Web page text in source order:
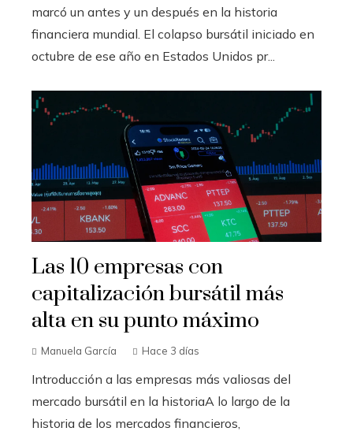
marcó un antes y un después en la historia
financiera mundial. El colapso bursátil iniciado en
octubre de ese año en Estados Unidos pr...
Las 10 empresas con
capitalización bursátil más
alta en su punto máximo
Manuela García Hace 3 días
Introducción a las empresas más valiosas del
mercado bursátil en la historiaA lo largo de la
historia de los mercados financieros,